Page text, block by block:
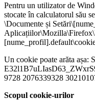
Pentru un utilizator de
stocate în calculatorul său
\Documente și
Un cookie poate arăta așa:
9728 2076339328
Scopul cookie-urilor